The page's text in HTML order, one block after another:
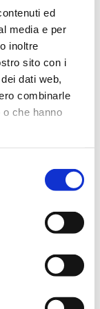
ed
media e per
inoltre
sito con i
dati web,
combinarle
che hanno
Dettagli
stock
250ml